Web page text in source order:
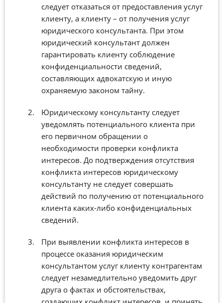
следует отказаться от предоставления услуг
клиенту, а клиенту – от получения услуг
юридического консультанта. При этом
юридический консультант должен
гарантировать клиенту соблюдение
конфиденциальности сведений,
составляющих адвокатскую и иную
охраняемую законом тайну.
Юридическому консультанту следует
уведомлять потенциального клиента при
его первичном обращении о
необходимости проверки конфликта
интересов. До подтверждения отсутствия
конфликта интересов юридическому
консультанту не следует совершать
действий по получению от потенциального
клиента каких-либо конфиденциальных
сведений.
При выявлении конфликта интересов в
процессе оказания юридическим
консультантом услуг клиенту контрагентам
следует незамедлительно уведомить друг
друга о фактах и обстоятельствах,